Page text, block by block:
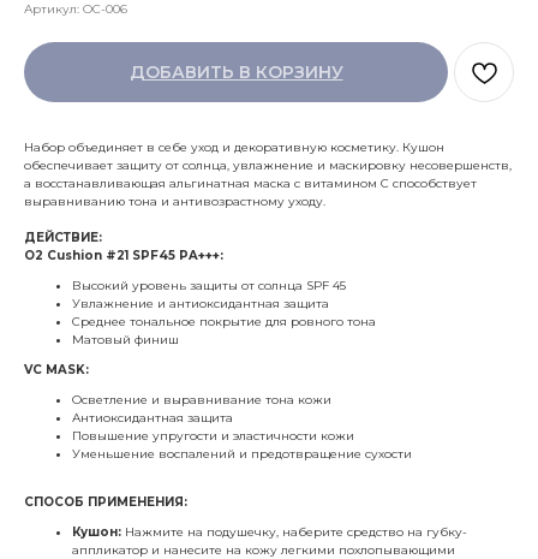
Артикул: ОС-006
ДОБАВИТЬ В КОРЗИНУ
Набор объединяет в себе уход и декоративную косметику. Кушон
обеспечивает защиту от солнца, увлажнение и маскировку несовершенств,
а восстанавливающая альгинатная маска с витамином С способствует
выравниванию тона и антивозрастному уходу.
ДЕЙСТВИЕ:
O2 Cushion #21 SPF45 PA+++:
Высокий уровень защиты от солнца SPF 45
Увлажнение и антиоксидантная защита
Среднее тональное покрытие для ровного тона
Матовый финиш
VC MASK:
Осветление и выравнивание тона кожи
Антиоксидантная защита
Повышение упругости и эластичности кожи
Уменьшение воспалений и предотвращение сухости
СПОСОБ ПРИМЕНЕНИЯ:
Кушон: Нажмите на подушечку, наберите средство на губку-
аппликатор и нанесите на кожу легкими похлопывающими